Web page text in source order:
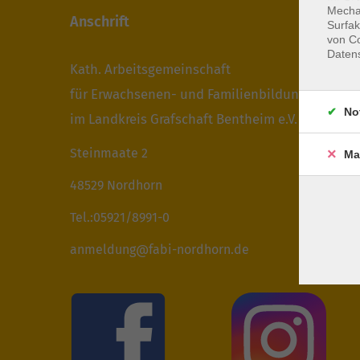
Anschrift
Kath. Arbeitsgemeinschaft
für Erwachsenen- und Familienbildung
im Landkreis Grafschaft Bentheim e.V.
Steinmaate 2
48529 Nordhorn
Tel.:05921/8991-0
anmeldung@fabi-nordhorn.de
von